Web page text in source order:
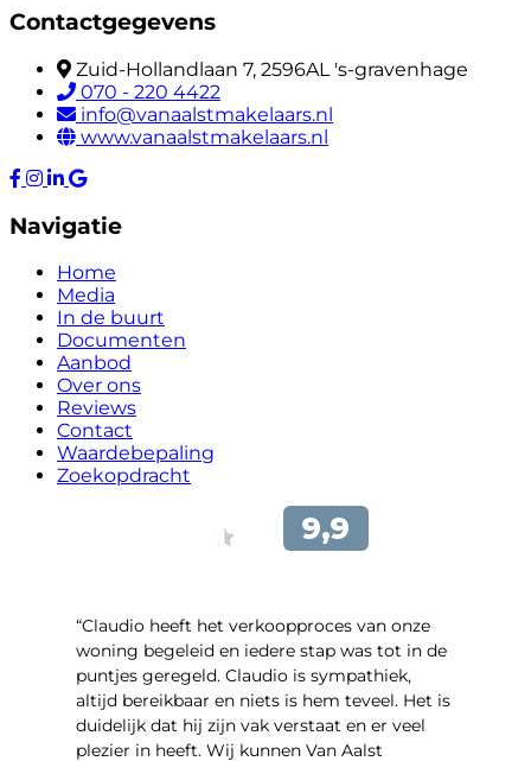
Contactgegevens
Zuid-Hollandlaan 7, 2596AL 's-gravenhage
070 - 220 4422
info@vanaalstmakelaars.nl
www.vanaalstmakelaars.nl
Navigatie
Home
Media
In de buurt
Documenten
Aanbod
Over ons
Reviews
Contact
Waardebepaling
Zoekopdracht
“Claudio heeft het verkoopproces van onze
woning begeleid en iedere stap was tot in de
puntjes geregeld. Claudio is sympathiek,
altijd bereikbaar en niets is hem teveel. Het is
duidelijk dat hij zijn vak verstaat en er veel
plezier in heeft. Wij kunnen Van Aalst